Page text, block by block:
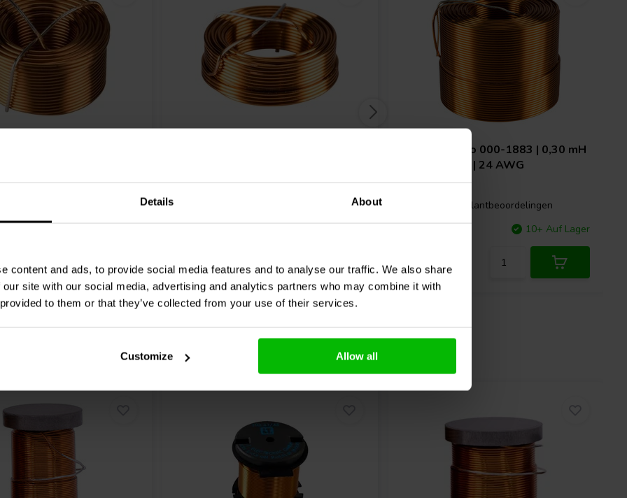
Details About
content and ads, to provide social media features and to analyse our traffic. We also share
site with our social media, advertising and analytics partners who may combine it with
to them or that they’ve collected from your use of their services.
Customize Allow all
Jantzen Audio 000-1883 | 0,30 mH
| 0,75 Ω | 3% | 24 AWG
0 klantbeoordelingen
10+ Auf Lager